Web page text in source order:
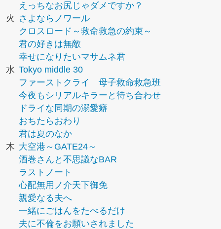
えっちなお尻じゃダメですか？
火
さよならノワール
クロスロード～救命救急の約束～
君の好きは無敵
幸せになりたいマサムネ君
水 Tokyo middle 30
ファーストクライ 母子救命救急班
今夜もシリアルキラーと待ち合わせ
ドライな同期の溺愛癖
おちたらおわり
君は夏のなか
木 大空港～GATE24～
酒巻さんと不思議なBAR
ラストノート
心配無用ノ介天下御免
親愛なる夫へ
一緒にごはんをたべるだけ
夫に不倫をお願いされました